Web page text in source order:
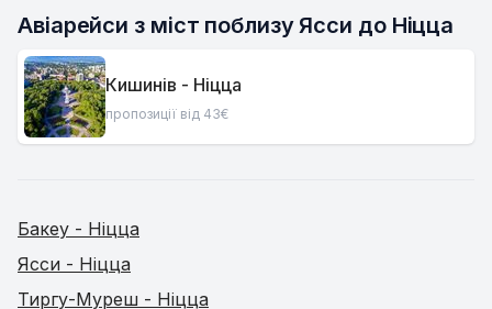
Авіарейси з міст поблизу Ясси до Ніцца
Кишинів - Ніцца
пропозиції від 43€
Бакеу - Ніцца
Ясси - Ніцца
Тиргу-Муреш - Ніцца